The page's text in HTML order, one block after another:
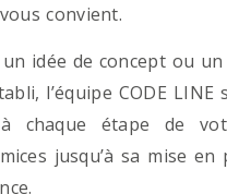
convient.
idée de concept ou
l’équipe CODE LINE
à chaque étape de
jusqu’à sa mise en